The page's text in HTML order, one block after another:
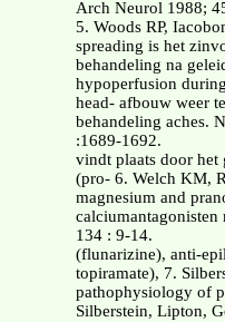
Arch Neurol 1988;
5. Woods RP,
spreading is het
behandeling na
hypoperfusion
head- afbouw weer
behandeling aches.
:1689-1692.
vindt plaats door het
(pro- 6. Welch KM,
magnesium and
134 : 9-14.
(flunarizine), anti-
topiramate), 7.
pathophysiology of
Silberstein, Lipton,